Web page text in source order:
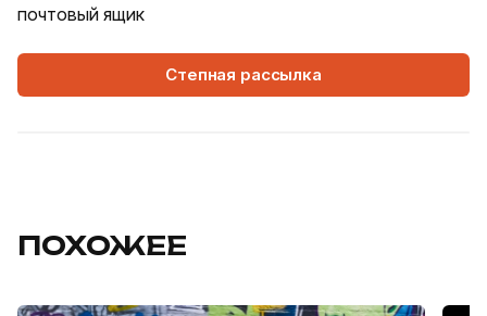
почтовый ящик
Степная рассылка
ПОХОЖЕЕ